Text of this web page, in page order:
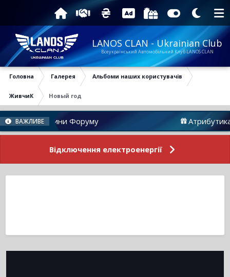
LANOS CLAN - Ukrainian Club
Всеукраїнський Автомобільний Клуб LANOS CLAN
Головна Галерея Альбоми наших користувачів
ЖивчиК Новый год
ВАЖЛИВЕ
Новини Форуму Атрибутика
Відключення електроенергії